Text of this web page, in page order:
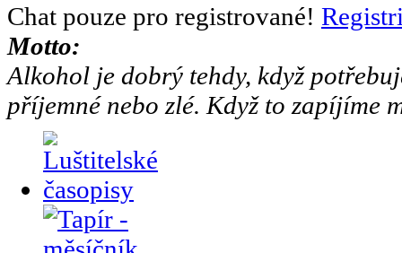
Chat pouze pro registrované!
Motto:
Alkohol je dobrý tehdy, když
příjemné nebo zlé. Když to zapíjíme